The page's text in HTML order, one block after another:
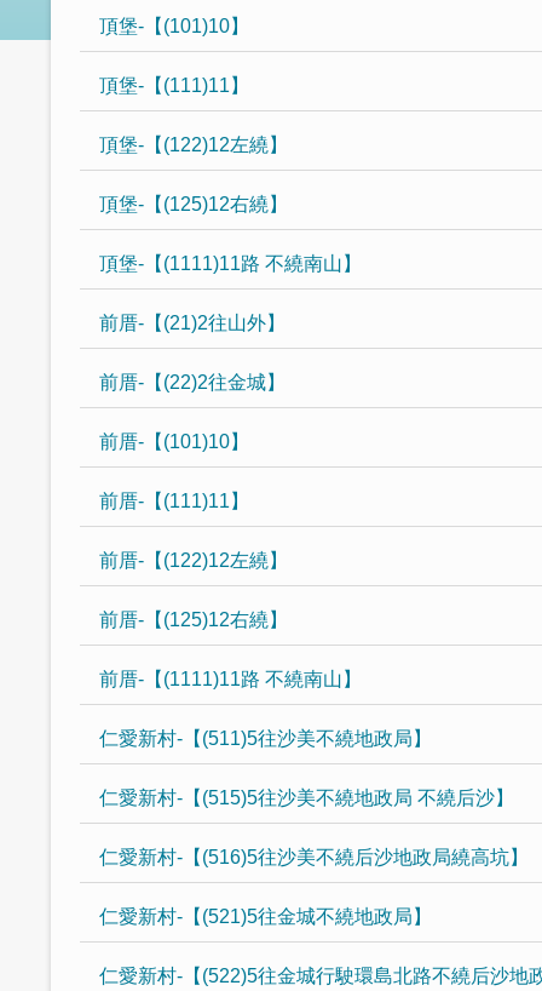
頂堡-【(101)10】
頂堡-【(111)11】
頂堡-【(122)12左繞】
頂堡-【(125)12右繞】
頂堡-【(1111)11路 不繞南山】
前厝-【(21)2往山外】
前厝-【(22)2往金城】
前厝-【(101)10】
前厝-【(111)11】
前厝-【(122)12左繞】
前厝-【(125)12右繞】
前厝-【(1111)11路 不繞南山】
仁愛新村-【(511)5往沙美不繞地政局】
仁愛新村-【(515)5往沙美不繞地政局 不繞后沙】
仁愛新村-【(516)5往沙美不繞后沙地政局繞高坑】
仁愛新村-【(521)5往金城不繞地政局】
仁愛新村-【(522)5往金城行駛環島北路不繞后沙地